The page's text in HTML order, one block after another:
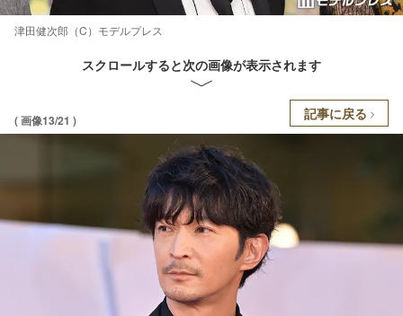
津田健次郎（C）モデルプレス
スクロールすると次の画像が表示されます
( 画像13/21 ) 記事に戻る